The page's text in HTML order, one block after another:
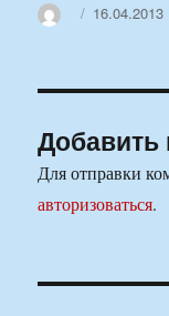
Автор16.04.2013
Добавить
Для отправки
авторизоваться.